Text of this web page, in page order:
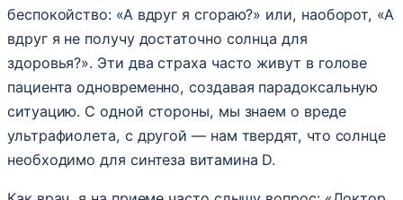
беспокойство: «А вдруг я сгораю?» или, наоборот, «А
вдруг я не получу достаточно солнца для
здоровья?». Эти два страха часто живут в голове
пациента одновременно, создавая парадоксальную
ситуацию. С одной стороны, мы знаем о вреде
ультрафиолета, с другой — нам твердят, что солнце
необходимо для синтеза витамина D.